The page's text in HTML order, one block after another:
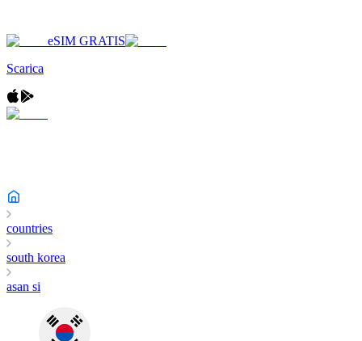
eSIM GRATIS
Scarica
countries
south korea
asan si